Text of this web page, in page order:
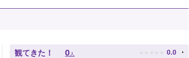
観てきた！ 0 人 ★ ★ ★ ★ ★ 0.0